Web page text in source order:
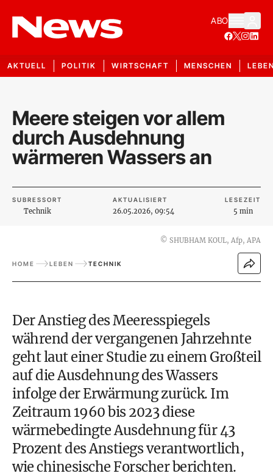
ABO
AKTUELL POLITIK WIRTSCHAFT MENSCHEN
Meere steigen vor allem
durch Ausdehnung
wärmeren Wassers an
SUBRESSORT
Technik
AKTUALISIERT
26.05.2026, 09:54
LESEZEIT
5 min
© SHUBHAM KOUL, Afp, APA
HOME LEBEN TECHNIK
Der Anstieg des Meeresspiegels
während der vergangenen Jahrzehnte
geht laut einer Studie zu einem Großteil
auf die Ausdehnung des Wassers
infolge der Erwärmung zurück. Im
Zeitraum 1960 bis 2023 diese
wärmebedingte Ausdehnung für 43
Prozent des Anstiegs verantwortlich,
wie chinesische Forscher berichten.